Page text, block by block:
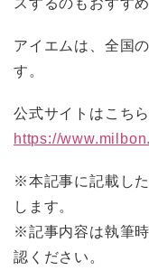
アイエムは、全国
す。
公式サイトはこち
https://
※本記事に記載し
します。
※記事内容は執筆
認ください。